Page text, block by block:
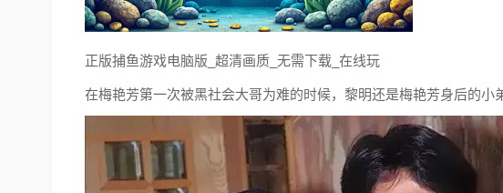
正版捕鱼游戏电脑版_超清画质_无需下载_在线玩
在梅艳芳第一次被黑社会大哥为难的时候，黎明还是梅艳芳身后的小